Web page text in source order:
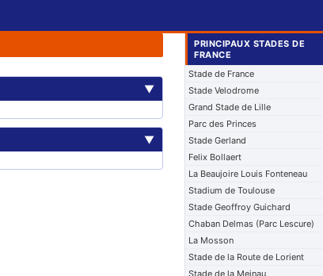
▼
▼
PRINCIPAUX STADES DE
FRANCE
Stade de France
Stade Velodrome
Grand Stade de Lille
Parc des Princes
Stade Gerland
Felix Bollaert
La Beaujoire Louis Fonteneau
Stadium de Toulouse
Stade Geoffroy Guichard
Chaban Delmas (Parc Lescure)
La Mosson
Stade de la Route de Lorient
Stade de la Meinau